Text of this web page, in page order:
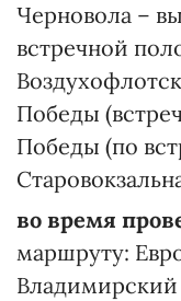
Черновола –
встречной
Победы
Победы (по
во время
маршруту:
Владимирский